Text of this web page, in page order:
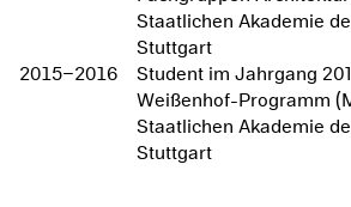
Staatlichen Akademie
Stuttgart
2015–2016
Student im Jahrgang
Weißenhof-Programm
Staatlichen Akademie
Stuttgart